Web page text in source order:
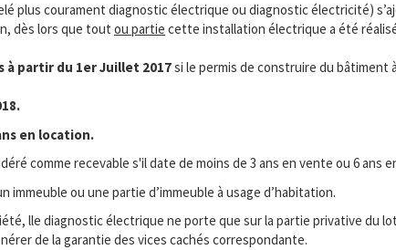
plus courament diagnostic électrique ou diagnostic électricité)
dès lors que tout ou partie cette installation électrique a été
à partir du 1er Juillet 2017si le permis de construire du bâtiment
en location.
comme recevable s'il date de moins de 3 ans en vente ou 6 ans
ou une partie d’immeuble à usage d’habitation.
lle diagnostic électrique ne porte que sur la partie privative du
de la garantie des vices cachés correspondante.